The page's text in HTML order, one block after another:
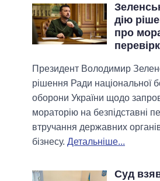
дію
про
Президент Володимир
рішення Ради національної
оборони України щодо
мораторію на безпідставні
втручання державних
бізнесу. Детальніше...
Суд